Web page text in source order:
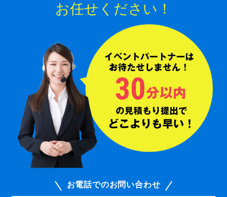
お任せください！
お電話でのお問い合わせ